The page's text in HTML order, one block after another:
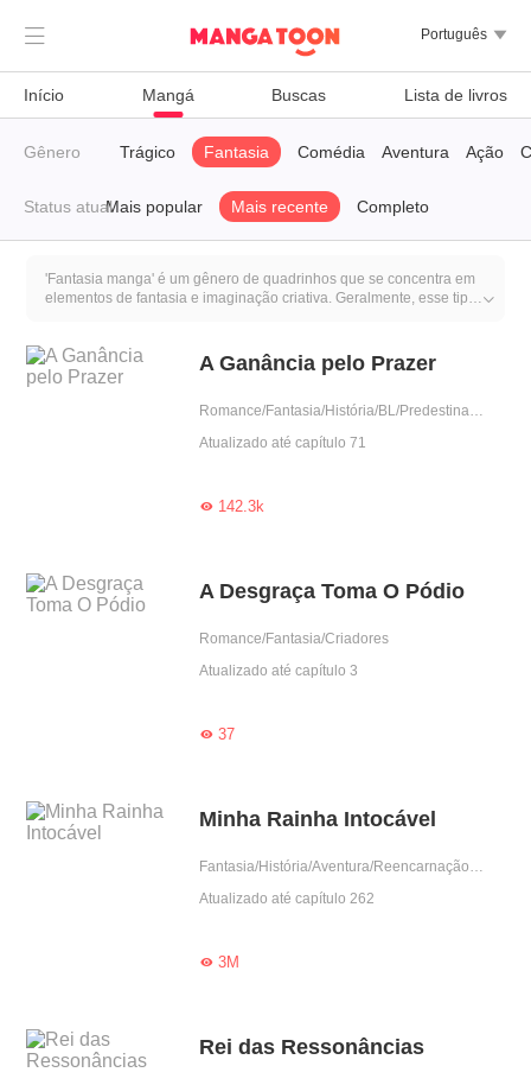
 Português 
Início Mangá Buscas Lista de livros
Gênero
Vampiro Trágico Fantasia Comédia Aventura Ação
Status atualMais popular Mais recente Completo
'Fantasia manga' é um gênero de quadrinhos que se concentra em
elementos de fantasia e imaginação criativa. Geralmente, esse tipo
do fantasia manga é transportar os leitores para um mundo além da
realidade, permitindo que eles se envolvam em aventuras mágicas
mundos ricos em detalhes e explorar elementos de imaginação e

A Ganância pelo Prazer
Romance/Fantasia/História/BL/Predestinado
Atualizado até capítulo 71
142.3k
A Desgraça Toma O Pódio
Romance/Fantasia/Criadores
Atualizado até capítulo 3
37
Minha Rainha Intocável
Fantasia/História/Aventura/Reencarnação/Drama/Sistema
Atualizado até capítulo 262
3M
Rei das Ressonâncias